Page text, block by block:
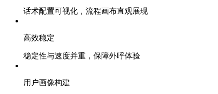
话术配置可视化，流程画布直观展现
高效稳定
稳定性与速度并重，保障外呼体验
用户画像构建